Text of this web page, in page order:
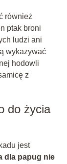
również
ptak broni
ludzi ani
wykazywać
hodowli
z
do życia
jest
dla papug nie